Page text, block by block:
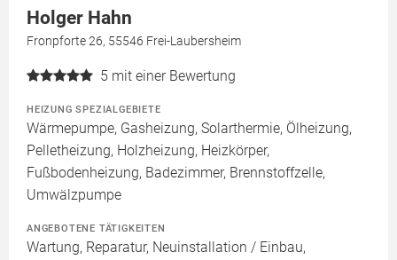
Holger Hahn
Fronpforte 26, 55546 Frei-Laubersheim
5 mit einer Bewertung
HEIZUNG SPEZIALGEBIETE
Wärmepumpe, Gasheizung, Solarthermie, Ölheizung,
Pelletheizung, Holzheizung, Heizkörper,
Fußbodenheizung, Badezimmer, Brennstoffzelle,
Umwälzpumpe
ANGEBOTENE TÄTIGKEITEN
Wartung, Reparatur, Neuinstallation / Einbau,